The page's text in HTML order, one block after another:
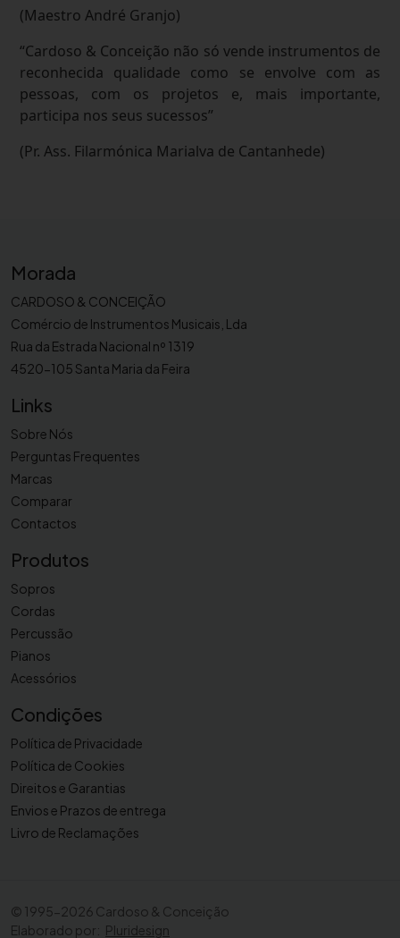
(Maestro André Granjo)
“Cardoso & Conceição não só vende instrumentos de
reconhecida qualidade como se envolve com as
pessoas, com os projetos e, mais importante,
participa nos seus sucessos”
(Pr. Ass. Filarmónica Marialva de Cantanhede)
Morada
CARDOSO & CONCEIÇÃO
Comércio de Instrumentos Musicais, Lda
Rua da Estrada Nacional nº 1319
4520-105 Santa Maria da Feira
Links
Sobre Nós
Perguntas Frequentes
Marcas
Comparar
Contactos
Produtos
Sopros
Cordas
Percussão
Pianos
Acessórios
Condições
Política de Privacidade
Política de Cookies
Direitos e Garantias
Envios e Prazos de entrega
Livro de Reclamações
© 1995-2026 Cardoso & Conceição
Elaborado por: Pluridesign